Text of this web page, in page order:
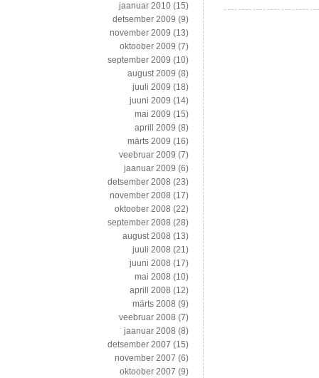
jaanuar 2010 (15)
detsember 2009 (9)
november 2009 (13)
oktoober 2009 (7)
september 2009 (10)
august 2009 (8)
juuli 2009 (18)
juuni 2009 (14)
mai 2009 (15)
aprill 2009 (8)
märts 2009 (16)
veebruar 2009 (7)
jaanuar 2009 (6)
detsember 2008 (23)
november 2008 (17)
oktoober 2008 (22)
september 2008 (28)
august 2008 (13)
juuli 2008 (21)
juuni 2008 (17)
mai 2008 (10)
aprill 2008 (12)
märts 2008 (9)
veebruar 2008 (7)
jaanuar 2008 (8)
detsember 2007 (15)
november 2007 (6)
oktoober 2007 (9)